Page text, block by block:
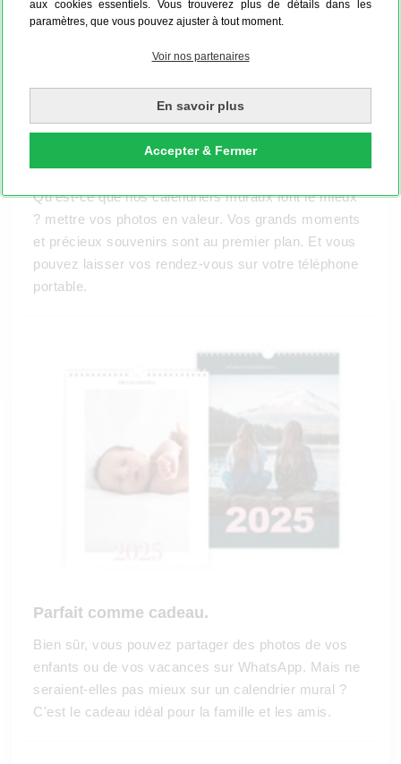
aux cookies essentiels. Vous trouverez plus de détails dans les
paramètres, que vous pouvez ajuster à tout moment.
Voir nos partenaires
En savoir plus
Accepter & Fermer
Parfait pour vos photos.
Qu'est-ce que nos calendriers muraux font le mieux
? mettre vos photos en valeur. Vos grands moments
et précieux souvenirs sont au premier plan. Et vous
pouvez laisser vos rendez-vous sur votre téléphone
portable.
Parfait comme cadeau.
Bien sûr, vous pouvez partager des photos de vos
enfants ou de vos vacances sur WhatsApp. Mais ne
seraient-elles pas mieux sur un calendrier mural ?
C'est le cadeau idéal pour la famille et les amis.